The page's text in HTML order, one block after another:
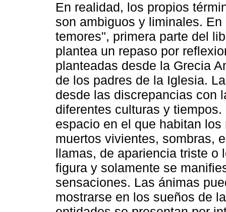
En realidad, los propios
son ambiguos y liminales.
temores", primera parte del
plantea un repaso por
planteadas desde la Grecia
de los padres de la Iglesia.
desde las discrepancias con
diferentes culturas y
espacio en el que habitan
muertos vivientes, sombras,
llamas, de apariencia triste o
figura y solamente se
sensaciones. Las ánimas
mostrarse en los sueños de